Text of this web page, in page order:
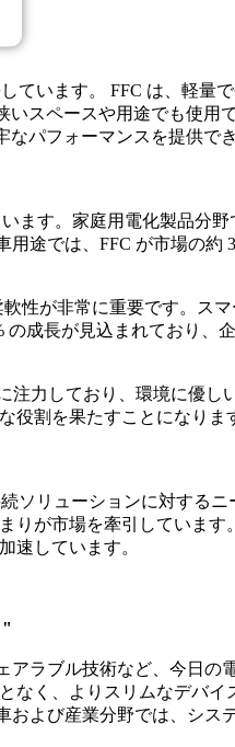
ています。 FFC は、軽量
スペースや用途でも使用
パフォーマンスを提供でき
ます。家庭用電化製品分
途では、FFC が市場の約
性が非常に重要です。ス
成長が見込まれており、
力しており、環境に優し
役割を果たすことになりま
ソリューションに対する
りが市場を牽引していま
速しています。
"
ラブル技術など、今日の
く、よりスリムなデバイ
よび産業分野では、シス